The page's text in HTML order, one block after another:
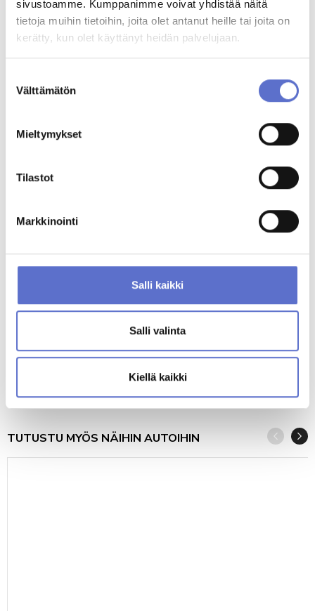
sivustoamme. Kumppanimme voivat yhdistää näitä
tietoja muihin tietoihin, joita olet antanut heille tai joita on
kerätty, kun olet käyttänyt heidän palvelujaan.
valinta
Välttämätön
Mieltymykset
Tilastot
Markkinointi
Salli kaikki
Salli valinta
Kiellä kaikki
Esa Ahtinen
Automyyjä
MUUT KATSOIVAT MYÖS
2026 0 GASOLINE AUTOMATIC
43 860 €
TUTUSTU MYÖS NÄIHIN AUTOIHIN